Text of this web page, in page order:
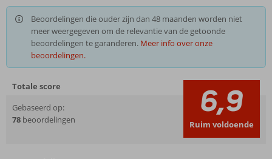
Beoordelingen die ouder zijn dan 48 maanden worden niet
meer weergegeven om de relevantie van de getoonde
beoordelingen te garanderen. Meer info over onze
beoordelingen.
Totale score
Gebaseerd op:
78 beoordelingen 6,9
Ruim voldoende